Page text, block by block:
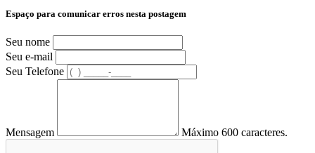
Espaço para comunicar erros nesta postagem
Seu nome
Seu e-mail
Seu Telefone
Mensagem Máximo 600 caracteres.